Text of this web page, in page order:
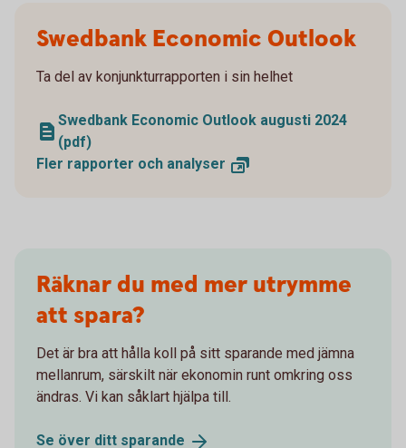
Swedbank Economic Outlook
Ta del av konjunkturrapporten i sin helhet
Swedbank Economic Outlook augusti 2024
(pdf)
Fler rapporter och analyser
Räknar du med mer utrymme
att spara?
Det är bra att hålla koll på sitt sparande med jämna
mellanrum, särskilt när ekonomin runt omkring oss
ändras. Vi kan såklart hjälpa till.
Se över ditt sparande